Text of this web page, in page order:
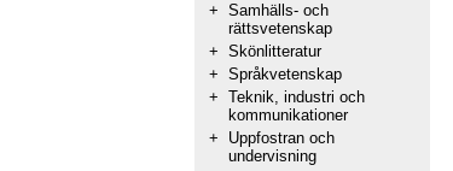
+ Samhälls- och
rättsvetenskap
+ Skönlitteratur
+ Språkvetenskap
+ Teknik, industri och
kommunikationer
+
Uppfostran och
undervisning